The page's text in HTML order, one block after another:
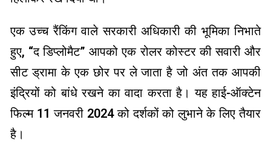
एक उच्च रैंकिंग वाले सरकारी अधिकारी की भूमिका निभाते
हुए, “द डिप्लोमैट” आपको एक रोलर कोस्टर की सवारी और
सीट ड्रामा के एक छोर पर ले जाता है जो अंत तक आपकी
इंद्रियों को बांधे रखने का वादा करता है। यह हाई-ऑक्टेन
फिल्म 11 जनवरी 2024 को दर्शकों को लुभाने के लिए तैयार
है।